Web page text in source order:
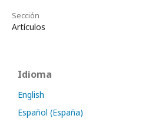
Sección
Artículos
Idioma
English
Español (España)